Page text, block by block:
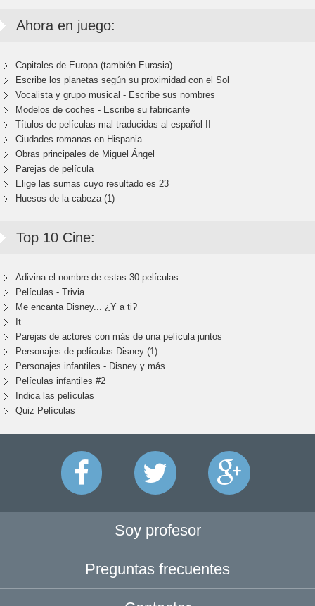
Ahora en juego:
Capitales de Europa (también Eurasia)
Escribe los planetas según su proximidad con el Sol
Vocalista y grupo musical - Escribe sus nombres
Modelos de coches - Escribe su fabricante
Títulos de películas mal traducidas al español II
Ciudades romanas en Hispania
Obras principales de Miguel Ángel
Parejas de película
Elige las sumas cuyo resultado es 23
Huesos de la cabeza (1)
Top 10 Cine:
Adivina el nombre de estas 30 películas
Películas - Trivia
Me encanta Disney... ¿Y a ti?
It
Parejas de actores con más de una película juntos
Personajes de películas Disney (1)
Personajes infantiles - Disney y más
Películas infantiles #2
Indica las películas
Quiz Películas
Soy profesor
Preguntas frecuentes